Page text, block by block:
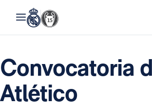
Convocatoria
Atlético